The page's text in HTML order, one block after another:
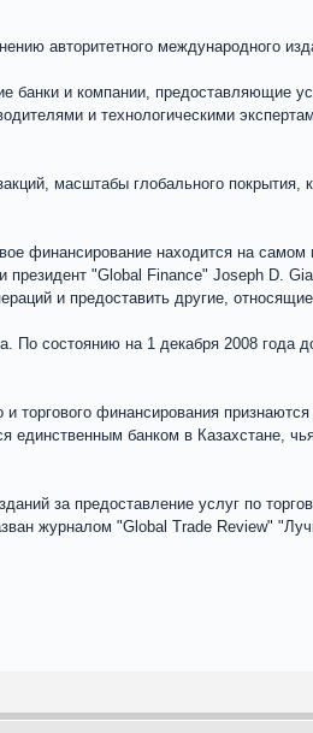
авторитетного международного
банки и компании, предоставляющие
и технологическими
масштабы глобального покрытия,
финансирование находится на самом
президент "Global Finance" Joseph D.
и предоставить другие,
По состоянию на 1 декабря 2008 года
и торгового финансирования
банком в Казахстане,
за предоставление услуг по
журналом "Global Trade Review"